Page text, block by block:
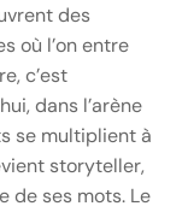
des
où l’on entre
c’est
dans l’arène
se multiplient à
storyteller,
de ses mots. Le